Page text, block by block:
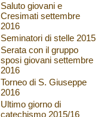
Saluto giovani e
Cresimati settembre
2016
Seminatori di stelle 2015
Serata con il gruppo
sposi giovani settembre
2016
Torneo di S. Giuseppe
2016
Ultimo giorno di
catechismo 2015/16